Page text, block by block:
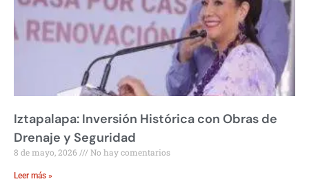
Iztapalapa: Inversión Histórica con Obras de
Drenaje y Seguridad
8 de mayo, 2026 No hay comentarios
Leer más »